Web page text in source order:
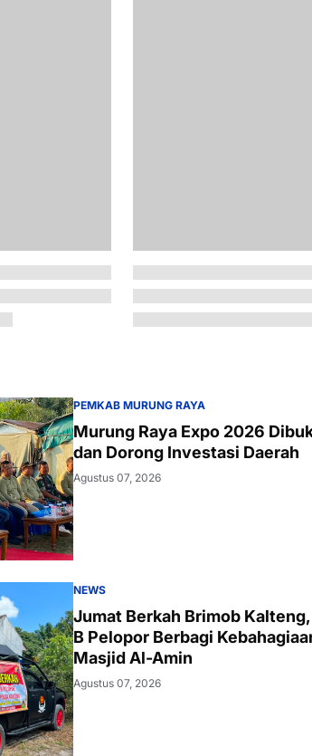
PEMKAB MURUNG RAYA
Murung Raya Expo 2026
dan Dorong Investasi Daerah
Agustus 07, 2026
NEWS
Jumat Berkah Brimob
B Pelopor Berbagi
Masjid Al-Amin
Agustus 07, 2026